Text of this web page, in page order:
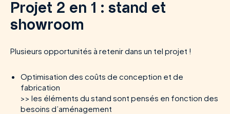
Projet 2 en 1 : stand et
showroom
Plusieurs opportunités à retenir dans un tel projet !
Optimisation des coûts de conception et de
fabrication
>> les éléments du stand sont pensés en fonction des
besoins d’aménagement